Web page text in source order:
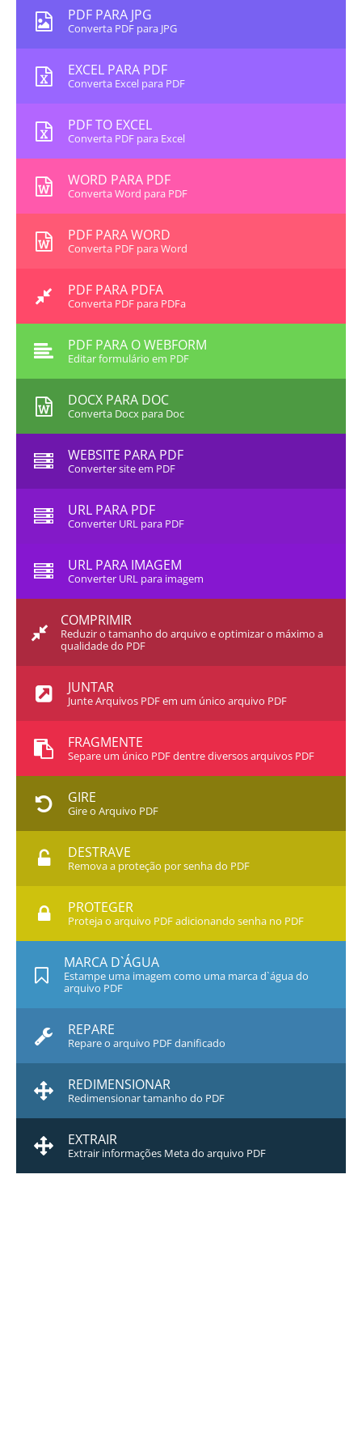
PDF PARA JPG
Converta PDF para JPG
EXCEL PARA PDF
Converta Excel para PDF
PDF TO EXCEL
Converta PDF para Excel
WORD PARA PDF
Converta Word para PDF
PDF PARA WORD
Converta PDF para Word
PDF PARA PDFA
Converta PDF para PDFa
PDF PARA O WEBFORM
Editar formulário em PDF
DOCX PARA DOC
Converta Docx para Doc
WEBSITE PARA PDF
Converter site em PDF
URL PARA PDF
Converter URL para PDF
URL PARA IMAGEM
Converter URL para imagem
COMPRIMIR
Reduzir o tamanho do arquivo e optimizar o máximo a
qualidade do PDF
JUNTAR
Junte Arquivos PDF em um único arquivo PDF
FRAGMENTE
Separe um único PDF dentre diversos arquivos PDF
GIRE
Gire o Arquivo PDF
DESTRAVE
Remova a proteção por senha do PDF
PROTEGER
Proteja o arquivo PDF adicionando senha no PDF
MARCA D`ÁGUA
Estampe uma imagem como uma marca d`água do
arquivo PDF
REPARE
Repare o arquivo PDF danificado
REDIMENSIONAR
Redimensionar tamanho do PDF
EXTRAIR
Extrair informações Meta do arquivo PDF